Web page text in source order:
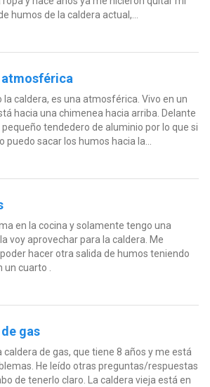
humos de la caldera actual,...
caldera, es una atmosférica. Vivo en un
hacia una chimenea hacia arriba. Delante
tendedero de aluminio por lo que si
sacar los humos hacia la...
en la cocina y solamente tengo una
voy aprovechar para la caldera. Me
hacer otra salida de humos teniendo
cuarto .
gas
de gas, que tiene 8 años y me está
He leído otras preguntas/respuestas
de tenerlo claro. La caldera vieja está en